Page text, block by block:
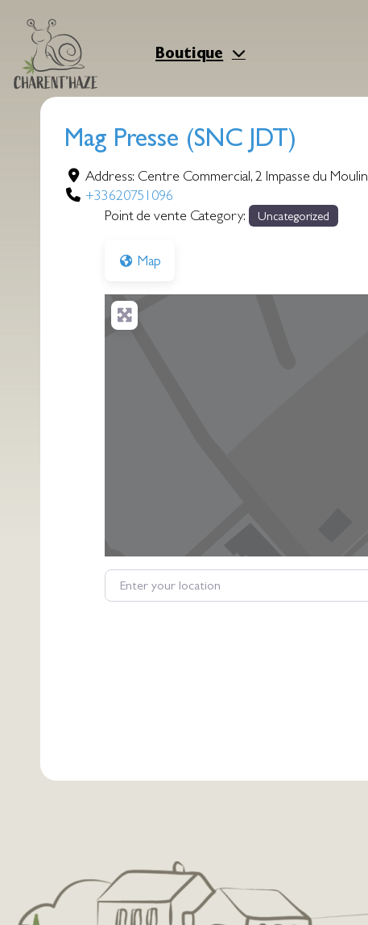
contenu
Boutique
Mag Presse (SNC JDT)
Address: Centre Commercial, 2 Impasse du Moulin
+33620751096
Point de vente Category:
Uncategorized
Map
Enter your location